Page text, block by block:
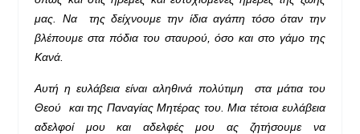
μας. Να της δείχνουμε την ίδια αγάπη τόσο όταν την
βλέπουμε στα πόδια του σταυρού, όσο και στο γάμο της
Κανά.
Αυτή η ευλάβεια είναι αληθινά πολύτιμη στα μάτια του
Θεού και της Παναγίας Μητέρας του. Μια τέτοια ευλάβεια
αδελφοί μου και αδελφές μου ας ζητήσουμε να